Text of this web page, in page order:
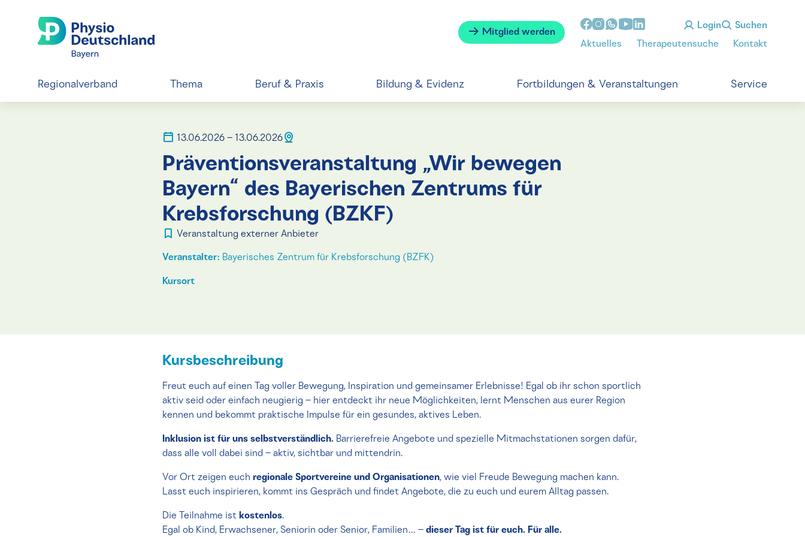
Mitglied werden
Login Suchen
Aktuelles Therapeutensuche Kontakt
Regionalverband Thema Beruf & Praxis Bildung & Evidenz Fortbildungen & Veranstaltungen Service
13.06.2026 – 13.06.2026
Präventionsveranstaltung „Wir bewegen
Bayern“ des Bayerischen Zentrums für
Krebsforschung (BZKF)
Veranstaltung externer Anbieter
Veranstalter: Bayerisches Zentrum für Krebsforschung (BZFK)
Kursort
Kursbeschreibung
Freut euch auf einen Tag voller Bewegung, Inspiration und gemeinsamer Erlebnisse! Egal ob ihr schon sportlich
aktiv seid oder einfach neugierig – hier entdeckt ihr neue Möglichkeiten, lernt Menschen aus eurer Region
kennen und bekommt praktische Impulse für ein gesundes, aktives Leben.
Inklusion ist für uns selbstverständlich. Barrierefreie Angebote und spezielle Mitmachstationen sorgen dafür,
dass alle voll dabei sind – aktiv, sichtbar und mittendrin.
Vor Ort zeigen euchregionale Sportvereine und Organisationen, wie viel Freude Bewegung machen kann.
Lasst euch inspirieren, kommt ins Gespräch und findet Angebote, die zu euch und eurem Alltag passen.
Die Teilnahme ist kostenlos.
Egal ob Kind, Erwachsener, Seniorin oder Senior, Familien… –dieser Tag ist für euch. Für alle.